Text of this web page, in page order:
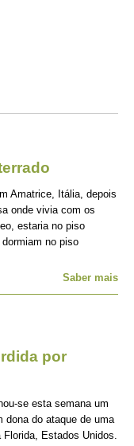
Amatrice, Itália, depois
onde vivia com os
estaria no piso
no piso
Saber mais
por
se esta semana um
dona do ataque de uma
Estados Unidos.